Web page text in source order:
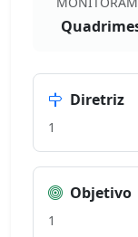
Diretriz
1
Objetivo
1